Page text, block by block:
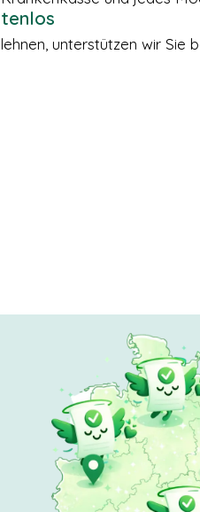
unterstützen wir Sie